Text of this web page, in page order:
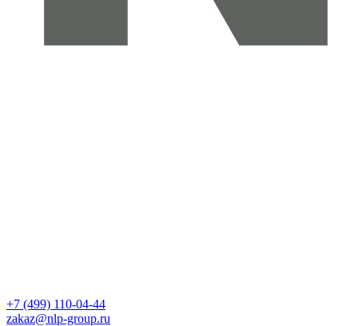
+7 (499) 110-04-44
zakaz@nlp-group.ru